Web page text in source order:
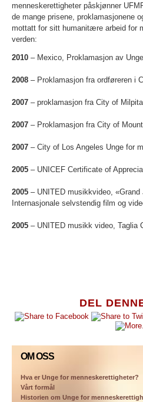
DEL
OM OSS
Hva er Unge for menneskerettigheter?
Vårt formål
Historien om Unge for
menneskerettigheter påskjønner
de mange prisene, proklamasjonene
mottatt for sitt humanitære arbeid for
verden:
2010 – Mexico, Proklamasjon av
2008 – Proklamasjon fra ordføreren i
2007 – proklamasjon fra City of
2007 – Proklamasjon fra City of
2007 – City of Los Angeles Unge for
2005 – UNICEF Certificate of
2005 – UNITED musikkvideo, «Grand
Internasjonale selvstendig film og
2005 – UNITED musikk video, Taglia